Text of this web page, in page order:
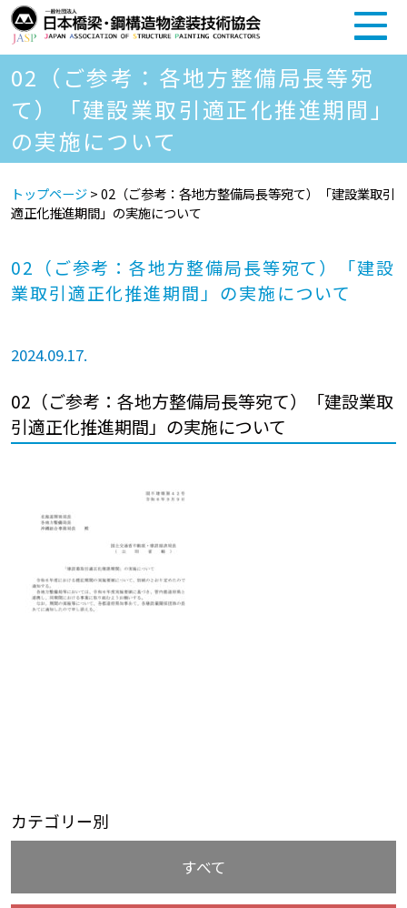
02（ご参考：各地方整備局長等宛
て）「建設業取引適正化推進期間」
の実施について
トップページ>02（ご参考：各地方整備局長等宛て）「建設業取引
適正化推進期間」の実施について
02（ご参考：各地方整備局長等宛て）「建設
業取引適正化推進期間」の実施について
2024.09.17.
02（ご参考：各地方整備局長等宛て）「建設業取
引適正化推進期間」の実施について
カテゴリー別
すべて